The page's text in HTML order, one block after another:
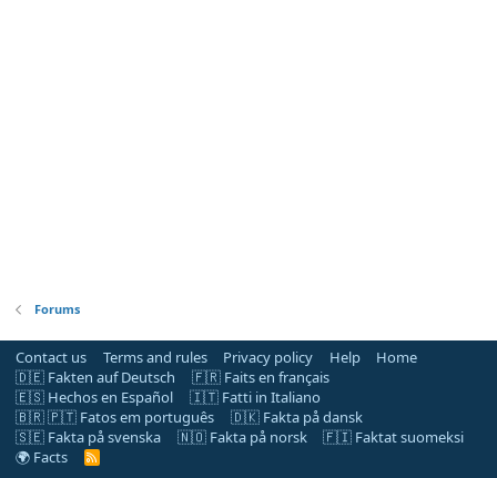
Forums
Contact us Terms and rules Privacy policy Help
Home
🇩🇪 Fakten auf Deutsch
🇫🇷 Faits en français
🇪🇸 Hechos en Español
🇮🇹 Fatti in Italiano
🇧🇷 🇵🇹 Fatos em português
🇩🇰 Fakta på dansk
🇸🇪 Fakta på svenska
🇳🇴 Fakta på norsk
🇫🇮 Faktat suomeksi
🌍 Facts
R